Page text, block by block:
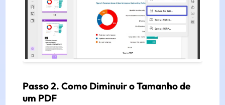
Passo 2. Como Diminuir o Tamanho de
um PDF